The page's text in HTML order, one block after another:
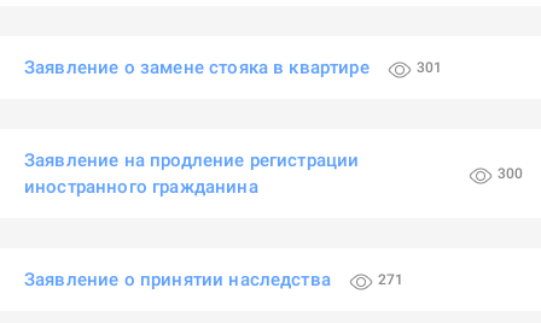
Заявление о замене стояка в квартире 301
Заявление на продление регистрации
иностранного гражданина
300
Заявление о принятии наследства 271